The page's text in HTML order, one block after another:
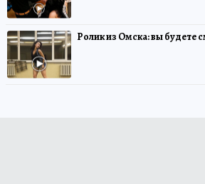
Ролик из Омска: вы будете